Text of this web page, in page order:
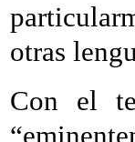
otras
Con el